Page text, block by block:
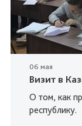
06 мая
Визит в
О том, как
республику.